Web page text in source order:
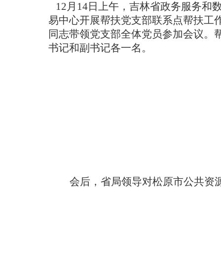
12月14日上午，吉林省政务服务和
易中心开展帮扶党支部联系点帮扶工
同志带领党支部全体党员参加会议
书记和副书记各一名。
会后，省局领导对松原市公共资